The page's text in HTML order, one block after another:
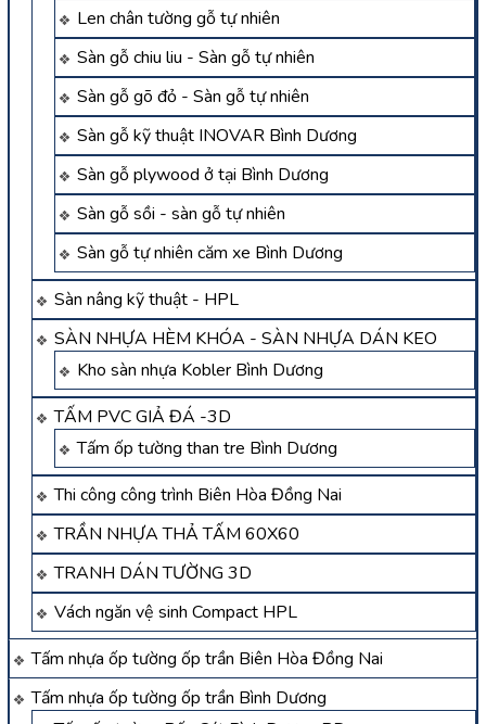
Len chân tường gỗ tự nhiên
Sàn gỗ chiu liu - Sàn gỗ tự nhiên
Sàn gỗ gõ đỏ - Sàn gỗ tự nhiên
Sàn gỗ kỹ thuật INOVAR Bình Dương
Sàn gỗ plywood ở tại Bình Dương
Sàn gỗ sồi - sàn gỗ tự nhiên
Sàn gỗ tự nhiên căm xe Bình Dương
Sàn nâng kỹ thuật - HPL
SÀN NHỰA HÈM KHÓA - SÀN NHỰA DÁN KEO
Kho sàn nhựa Kobler Bình Dương
TẤM PVC GIẢ ĐÁ -3D
Tấm ốp tường than tre Bình Dương
Thi công công trình Biên Hòa Đồng Nai
TRẦN NHỰA THẢ TẤM 60X60
TRANH DÁN TƯỜNG 3D
Vách ngăn vệ sinh Compact HPL
Tấm nhựa ốp tường ốp trần Biên Hòa Đồng Nai
Tấm nhựa ốp tường ốp trần Bình Dương